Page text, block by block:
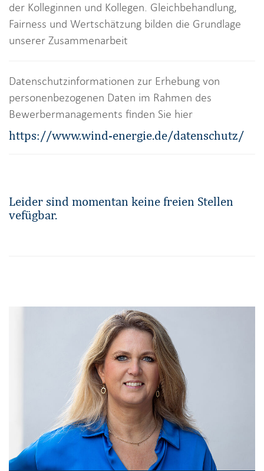
der Kolleginnen und Kollegen. Gleichbehandlung,
Fairness und Wertschätzung bilden die Grundlage
unserer Zusammenarbeit
Datenschutzinformationen zur Erhebung von
personenbezogenen Daten im Rahmen des
Bewerbermanagements finden Sie hier
https://www.wind-energie.de/datenschutz/
Leider sind momentan keine freien Stellen
vefügbar.